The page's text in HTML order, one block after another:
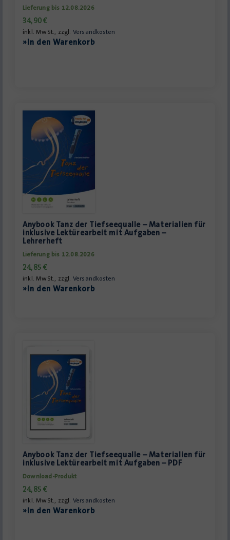
Lieferung bis 12.08.2026
34,90€
inkl. MwSt., zzgl. Versandkosten
»In den Warenkorb
Anybook Tanz der Tiefseequalle – Materialien für
inklusive Lektürearbeit mit Aufgaben –
Lehrerheft
Lieferung bis 12.08.2026
24,85€
inkl. MwSt., zzgl. Versandkosten
»In den Warenkorb
Anybook Tanz der Tiefseequalle – Materialien für
inklusive Lektürearbeit mit Aufgaben – PDF
Download-Produkt
24,85€
inkl. MwSt., zzgl. Versandkosten
»In den Warenkorb